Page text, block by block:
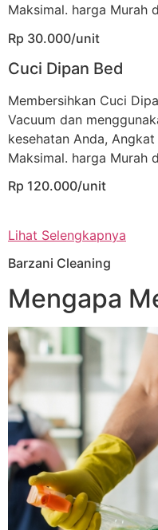
Maksimal. harga Murah
Rp 30.000/unit
Cuci Dipan Bed
Membersihkan Cuci
Vacuum dan
kesehatan Anda,
Maksimal. harga Murah
Rp 120.000/unit
Lihat Selengkapnya
Barzani Cleaning
Mengapa